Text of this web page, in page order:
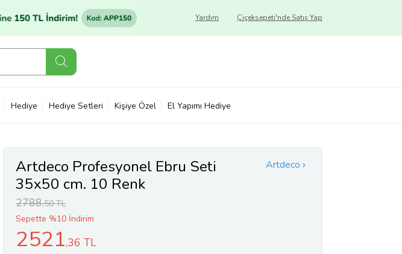
Çiçeksepeti'nde Satış Yap
Yardım
Hediye Hediye Setleri Kişiye Özel El Yapımı Hediye
Artdeco
Artdeco Profesyonel Ebru Seti
35x50 cm. 10 Renk
2788,50 TL
Sepette %10 İndirim
2521,36 TL